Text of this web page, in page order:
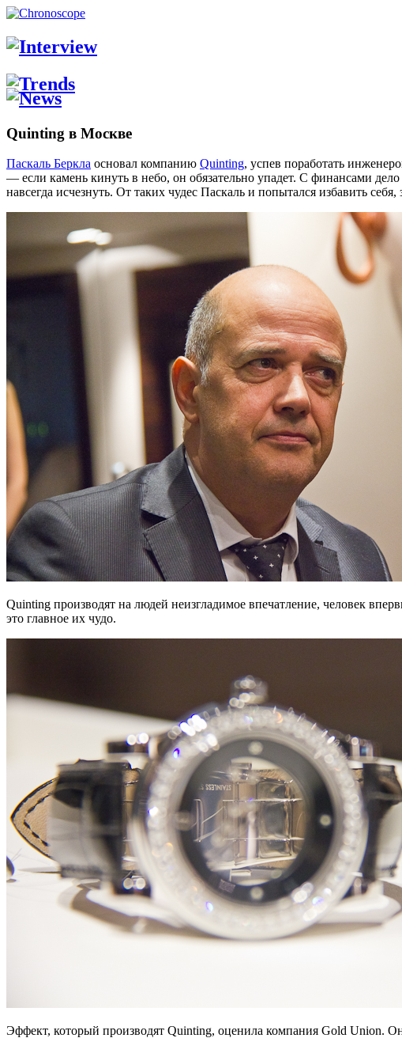
Quinting в Москве
Паскаль Беркла основал компанию Quinting, успев поработать
— если камень кинуть в небо, он обязательно упадет. С финансами
навсегда исчезнуть. От таких чудес Паскаль и попытался избавить
Quinting производят на людей неизгладимое впечатление, человек
это главное их чудо.
Эффект, который производят Quinting, оценила компания Gold Union.